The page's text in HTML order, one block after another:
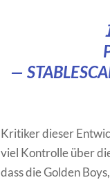
—
Kritiker dieser
viel Kontrolle über
dass die Golden